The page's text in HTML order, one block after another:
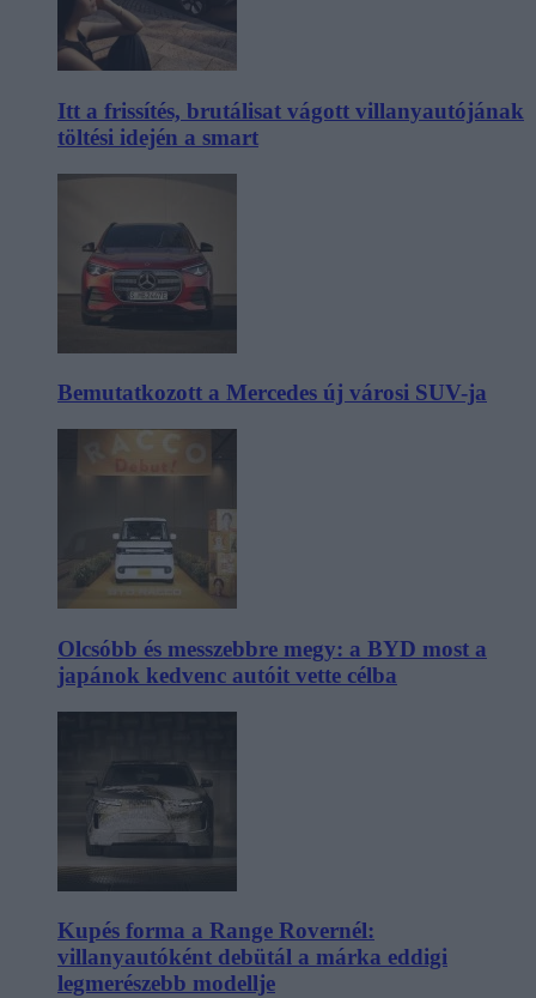
Itt a frissítés, brutálisat vágott villanyautójának
töltési idején a smart
Bemutatkozott a Mercedes új városi SUV-ja
Olcsóbb és messzebbre megy: a BYD most a
japánok kedvenc autóit vette célba
Kupés forma a Range Rovernél:
villanyautóként debütál a márka eddigi
legmerészebb modellje